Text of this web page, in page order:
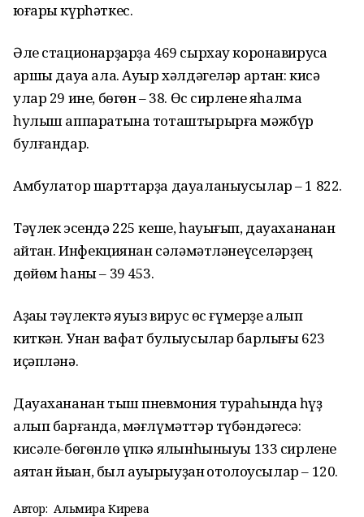
юғары күрһәткес.
Әле стационарҙарҙа 469 сырхау коронавирусҡа
ҡаршы дауа ала. Ауыр хәлдәгеләр артҡан: кисә
улар 29 ине, бөгөн – 38. Өс сирлене яһалма
һулыш аппаратына тоташтырырға мәжбүр
булғандар.
Амбулатор шарттарҙа дауаланыусылар – 1 822.
Тәүлек эсендә 225 кеше, һауығып, дауахананан
ҡайтҡан. Инфекциянан сәләмәтләнеүселәрҙең
дөйөм һаны – 39 453.
Аҙаҡҡы тәүлектә яуыз вирус өс ғүмерҙе алып
киткән. Унан вафат булыусылар барлығы 623
иҫәпләнә.
Дауахананан тыш пневмония тураһында һүҙ
алып барғанда, мәғлүмәттәр түбәндәгесә:
кисәле-бөгөнлө үпкә ялҡынһыныуы 133 сирлене
аяҡтан йыҡҡан, был ауырыуҙан ҡотолоусылар – 120.
Автор: Альмира Кирәева